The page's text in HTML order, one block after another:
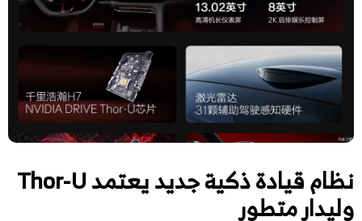
نظام قيادة ذكية جديد يعتمد Thor-U
وليدار متطور